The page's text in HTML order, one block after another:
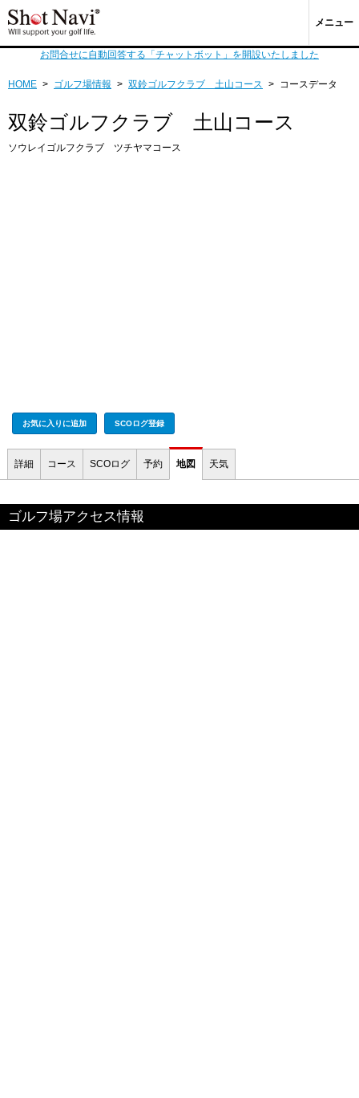
メニュー
お問合せに自動回答する「チャットボット」を開設いたしました
HOME > ゴルフ場情報 > 双鈴ゴルフクラブ 土山コース > コースデータ
双鈴ゴルフクラブ 土山コース
ソウレイゴルフクラブ ツチヤマコース
お気に入りに追加 SCOログ登録
詳細 コース SCOログ 予約 地図 天気
ゴルフ場アクセス情報